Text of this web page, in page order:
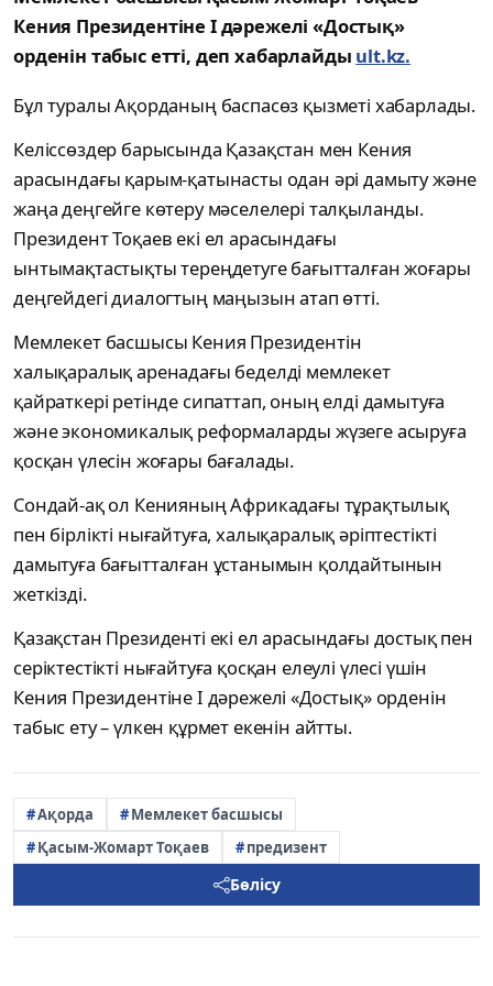
Кения Президентіне І дәрежелі «Достық»
орденін табыс етті, деп хабарлайды ult.kz.
Бұл туралы Ақорданың баспасөз қызметі хабарлады.
Келіссөздер барысында Қазақстан мен Кения
арасындағы қарым-қатынасты одан әрі дамыту және
жаңа деңгейге көтеру мәселелері талқыланды.
Президент Тоқаев екі ел арасындағы
ынтымақтастықты тереңдетуге бағытталған жоғары
деңгейдегі диалогтың маңызын атап өтті.
Мемлекет басшысы Кения Президентін
халықаралық аренадағы беделді мемлекет
қайраткері ретінде сипаттап, оның елді дамытуға
және экономикалық реформаларды жүзеге асыруға
қосқан үлесін жоғары бағалады.
Сондай-ақ ол Кенияның Африкадағы тұрақтылық
пен бірлікті нығайтуға, халықаралық әріптестікті
дамытуға бағытталған ұстанымын қолдайтынын
жеткізді.
Қазақстан Президенті екі ел арасындағы достық пен
серіктестікті нығайтуға қосқан елеулі үлесі үшін
Кения Президентіне І дәрежелі «Достық» орденін
табыс ету – үлкен құрмет екенін айтты.
Ақорда
Мемлекет басшысы
Қасым-Жомарт Тоқаев
предизент
Бөлісу